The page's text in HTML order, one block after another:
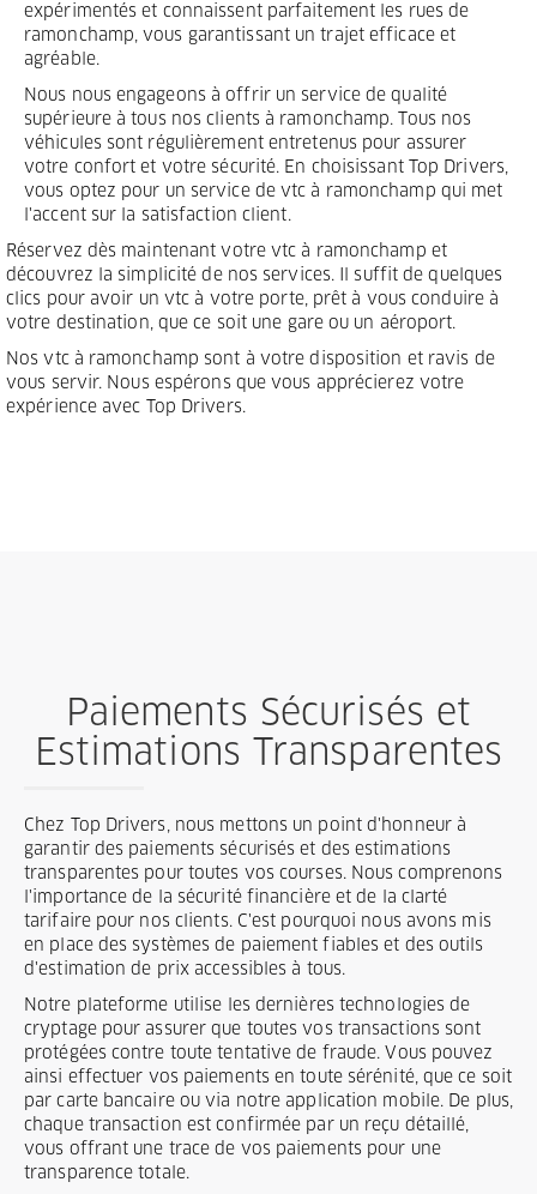
expérimentés et connaissent parfaitement les rues de
ramonchamp, vous garantissant un trajet efficace et
agréable.
Nous nous engageons à offrir un service de qualité
supérieure à tous nos clients à ramonchamp. Tous nos
véhicules sont régulièrement entretenus pour assurer
votre confort et votre sécurité. En choisissant Top Drivers,
vous optez pour un service de vtc à ramonchamp qui met
l'accent sur la satisfaction client.
Réservez dès maintenant votre vtc à ramonchamp et
découvrez la simplicité de nos services. Il suffit de quelques
clics pour avoir un vtc à votre porte, prêt à vous conduire à
votre destination, que ce soit une gare ou un aéroport.
Nos vtc à ramonchamp sont à votre disposition et ravis de
vous servir. Nous espérons que vous apprécierez votre
expérience avec Top Drivers.
Paiements Sécurisés et
Estimations Transparentes
Chez Top Drivers, nous mettons un point d'honneur à
garantir des paiements sécurisés et des estimations
transparentes pour toutes vos courses. Nous comprenons
l'importance de la sécurité financière et de la clarté
tarifaire pour nos clients. C'est pourquoi nous avons mis
en place des systèmes de paiement fiables et des outils
d'estimation de prix accessibles à tous.
Notre plateforme utilise les dernières technologies de
cryptage pour assurer que toutes vos transactions sont
protégées contre toute tentative de fraude. Vous pouvez
ainsi effectuer vos paiements en toute sérénité, que ce soit
par carte bancaire ou via notre application mobile. De plus,
chaque transaction est confirmée par un reçu détaillé,
vous offrant une trace de vos paiements pour une
transparence totale.